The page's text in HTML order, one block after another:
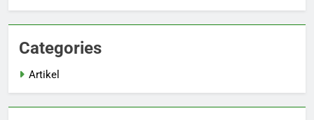
Categories
Artikel